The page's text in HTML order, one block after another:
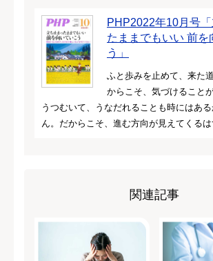
PHP2022年10月号
たままでもいい 前を
う」
ふと歩みを止めて、来た
からこそ、気づけること
うつむいて、うなだれることも時にはあ
ん。だからこそ、進む方向が見えてくるは
関連記事